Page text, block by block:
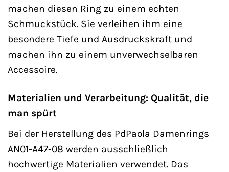
machen diesen Ring zu einem echten
Schmuckstück. Sie verleihen ihm eine
besondere Tiefe und Ausdruckskraft und
machen ihn zu einem unverwechselbaren
Accessoire.
Materialien und Verarbeitung: Qualität, die
man spürt
Bei der Herstellung des PdPaola Damenrings
AN01-A47-08 werden ausschließlich
hochwertige Materialien verwendet. Das